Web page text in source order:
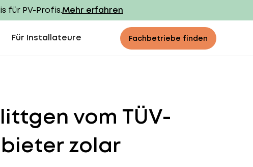
für PV-Profis.Mehr erfahren
Für Installateure Fachbetriebe finden
vom TÜV-
zolar